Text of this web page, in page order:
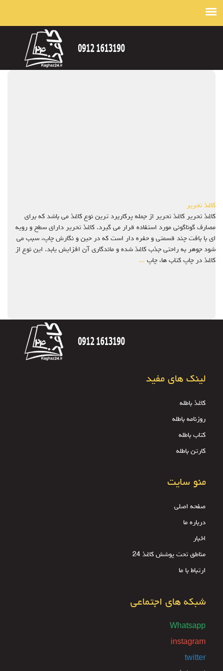
کاغذ تحریر
کاغذ تحریر کاغذ تحریر از جمله پرکاربرد ترین نوع کاغذ می باشد که برای
مصارف گوناگونی مورد استفاده قرار می گیرد. کاغذ تحریر دارای سطح و رویه
ای با بافت چند قسمتی و حفره دار است که در حین و نگارش چاپ، سبب می
شود جوهر به راحتی جذب کاغذ شده و ماندگاری آن افزایش یابد. این نوع از
کاغذ در چاپ کتاب ها، چاپ ...
لینک های مفید
کاغذ باطله
روزنامه باطله
کتاب باطله
کارتن باطله
منو سایت
صفحه اصلی
درباره ما
اخبار
مناطق تحت پوشش کاغذ 24
ارتباط با ما
شبکه های اجتماعی
Whatsapp
instagram
twitter